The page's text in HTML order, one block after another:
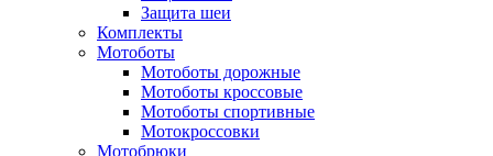
Защита шеи
Комплекты
Мотоботы
Мотоботы дорожные
Мотоботы кроссовые
Мотоботы спортивные
Мотокроссовки
Мотобрюки